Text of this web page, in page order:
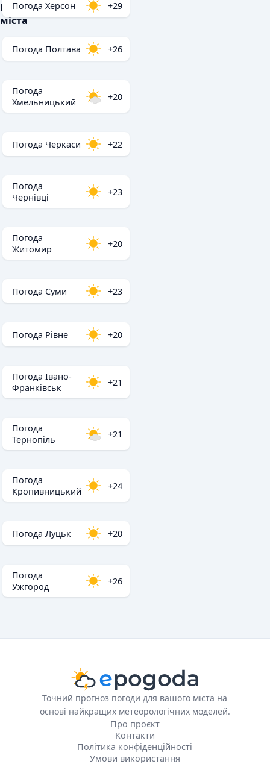
Популярні
міста
Погода Херсон +29
Погода Полтава +26
Погода
Хмельницький
+20
Погода Черкаси +22
Погода
Чернівці
+23
Погода
Житомир
+20
Погода Суми +23
Погода Рівне +20
Погода Івано-
Франківськ
+21
Погода
Тернопіль
+21
Погода
Кропивницький
+24
Погода Луцьк +20
Погода
Ужгород
+26
Точний прогноз погоди для вашого міста на
основі найкращих метеорологічних моделей.
Про проєкт
Контакти
Політика конфіденційності
Умови використання